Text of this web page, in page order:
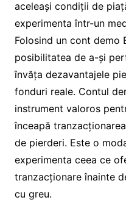
aceleași condiții de
experimenta într-un
Folosind un cont demo
posibilitatea de a-și
învăța dezavantajele
fonduri reale. Contul
instrument valoros
înceapă
de pierderi. Este o
experimenta ceea ce
tranzacționare înainte
cu greu.